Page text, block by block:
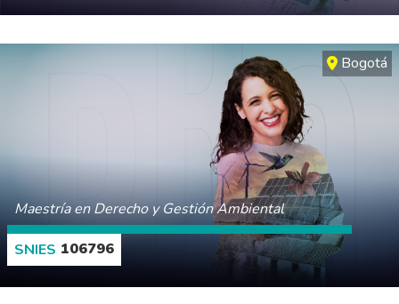
CONOCE MÁS
Bogotá
Maestría en Derecho y Gestión Ambiental
106796